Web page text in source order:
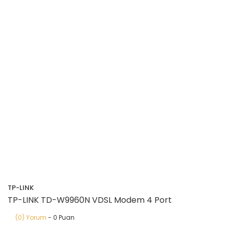
TP-LINK
TP-LINK TD-W9960N VDSL Modem 4 Port
(0) Yorum - 0 Puan